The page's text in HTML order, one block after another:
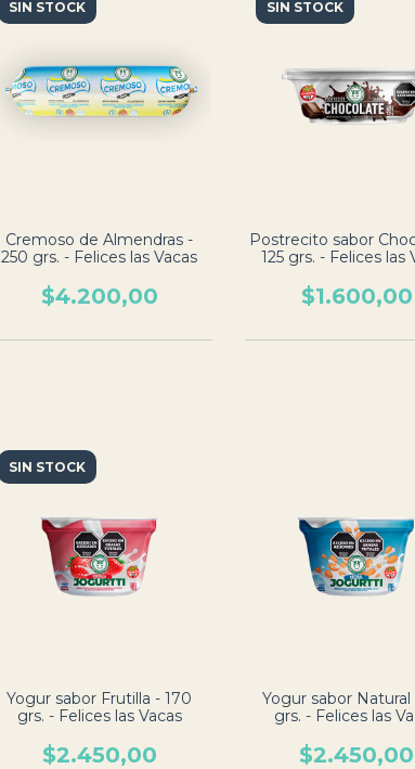
SIN STOCK
Cremoso de Almendras -
250 grs. - Felices las Vacas
$4.200,00
SIN STOCK
Postrecito sabor
125 grs. - Felices las
$1.600,00
SIN STOCK
Yogur sabor Frutilla - 170
grs. - Felices las Vacas
$2.450,00
Yogur sabor Natural
grs. - Felices las
$2.450,00